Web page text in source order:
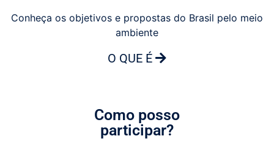
Conheça os objetivos e propostas do Brasil pelo meio
ambiente
O QUE É
Como posso
participar?